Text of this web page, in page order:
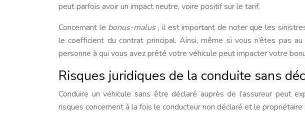
peut parfois avoir un impact neutre, voire positif sur le tarif.
Concernant le bonus-malus , il est important de noter que les
le coefficient du contrat principal. Ainsi, même si vous n’êtes pas
personne à qui vous avez prêté votre véhicule peut impacter votre
Risques juridiques de la conduite sans
Conduire un véhicule sans être déclaré auprès de l’assureur peut
risques concernent à la fois le conducteur non déclaré et le